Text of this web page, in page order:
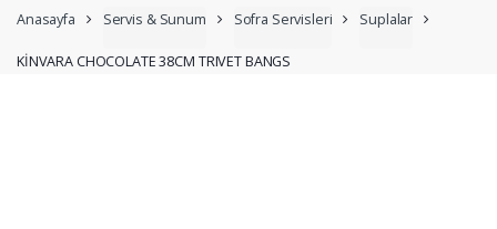
:
Anasayfa Servis & Sunum Sofra Servisleri Suplalar
KİNVARA CHOCOLATE 38CM TRIVET BANGS